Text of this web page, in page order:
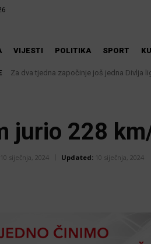
VIJESTI POLITIKA SPORT
Za dva tjedna započinje još jedna Divlja
U Županji održana Ljetna škola magije
jurio 228
10 siječnja, 2024 Updated: 10 siječnja, 2024